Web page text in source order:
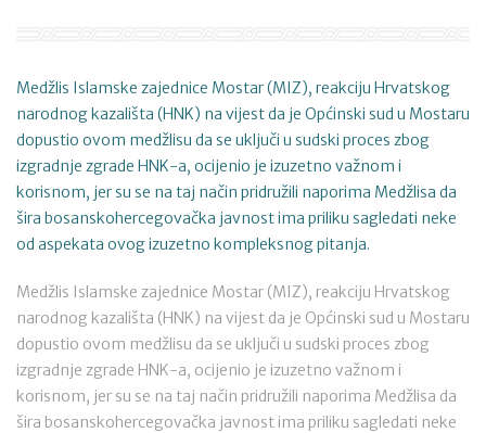
Medžlis Islamske zajednice Mostar (MIZ), reakciju Hrvatskog
narodnog kazališta (HNK) na vijest da je Općinski sud u Mostaru
dopustio ovom medžlisu da se uključi u sudski proces zbog
izgradnje zgrade HNK-a, ocijenio je izuzetno važnom i
korisnom, jer su se na taj način pridružili naporima Medžlisa da
šira bosanskohercegovačka javnost ima priliku sagledati neke
od aspekata ovog izuzetno kompleksnog pitanja.
Medžlis Islamske zajednice Mostar (MIZ), reakciju Hrvatskog
narodnog kazališta (HNK) na vijest da je Općinski sud u Mostaru
dopustio ovom medžlisu da se uključi u sudski proces zbog
izgradnje zgrade HNK-a, ocijenio je izuzetno važnom i
korisnom, jer su se na taj način pridružili naporima Medžlisa da
šira bosanskohercegovačka javnost ima priliku sagledati neke